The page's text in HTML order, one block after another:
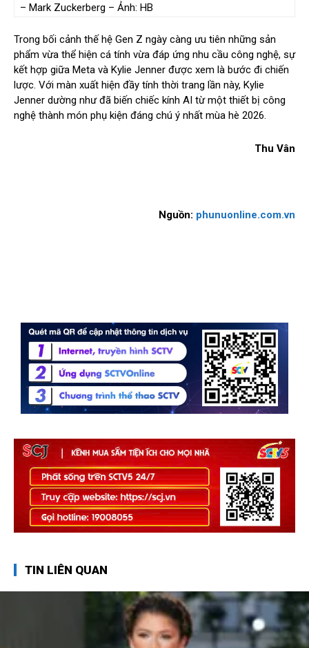
– Mark Zuckerberg – Ảnh: HB
Trong bối cảnh thế hệ Gen Z ngày càng ưu tiên những sản
phẩm vừa thể hiện cá tính vừa đáp ứng nhu cầu công nghệ, sự
kết hợp giữa Meta và Kylie Jenner được xem là bước đi chiến
lược. Với màn xuất hiện đầy tính thời trang lần này, Kylie
Jenner dường như đã biến chiếc kính AI từ một thiết bị công
nghệ thành món phụ kiện đáng chú ý nhất mùa hè 2026.
Thu Vân
Nguồn: phunuonline.com.vn
TIN LIÊN QUAN